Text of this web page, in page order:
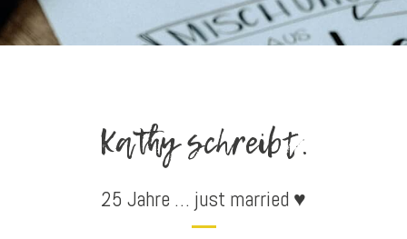
Kathy schreibt.
25 Jahre … just married ♥